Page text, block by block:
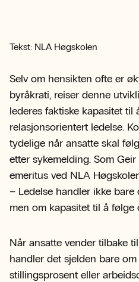
Tekst: NLA Høgskolen
Selv om hensikten ofte er
byråkrati, reiser denne
lederes faktiske kapasitet
relasjonsorientert ledelse.
tydelige når ansatte skal
etter sykemelding. Som
emeritus ved NLA
– Ledelse handler ikke
men om kapasitet til å følge
Når ansatte vender tilbake
handler det sjelden bare
stillingsprosent eller